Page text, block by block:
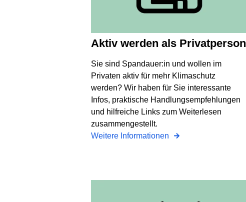
Aktiv werden als Privatperson
Sie sind Spandauer:in und wollen im
Privaten aktiv für mehr Klimaschutz
werden? Wir haben für Sie interessante
Infos, praktische Handlungsempfehlungen
und hilfreiche Links zum Weiterlesen
zusammengestellt.
Weitere Informationen